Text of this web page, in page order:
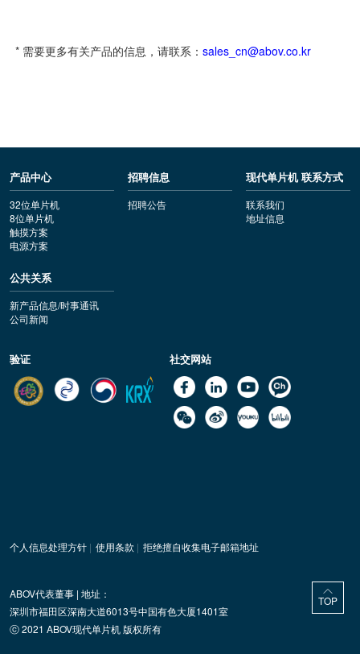
* 需要更多有关产品的信息，请联系： sales_cn@abov.co.kr
TOP
产品中心
32位单片机
8位单片机
触摸方案
电源方案
招聘信息
招聘公告
现代单片机 联系方式
联系我们
地址信息
公共关系
新产品信息/时事通讯
公司新闻
验证 社交网站
个人信息处理方针| 使用条款 | 拒绝擅自收集电子邮箱地址
ABOV代表董事 | 地址：
深圳市福田区深南大道6013号中国有色大厦1401室
ⓒ 2021 ABOV现代单片机 版权所有